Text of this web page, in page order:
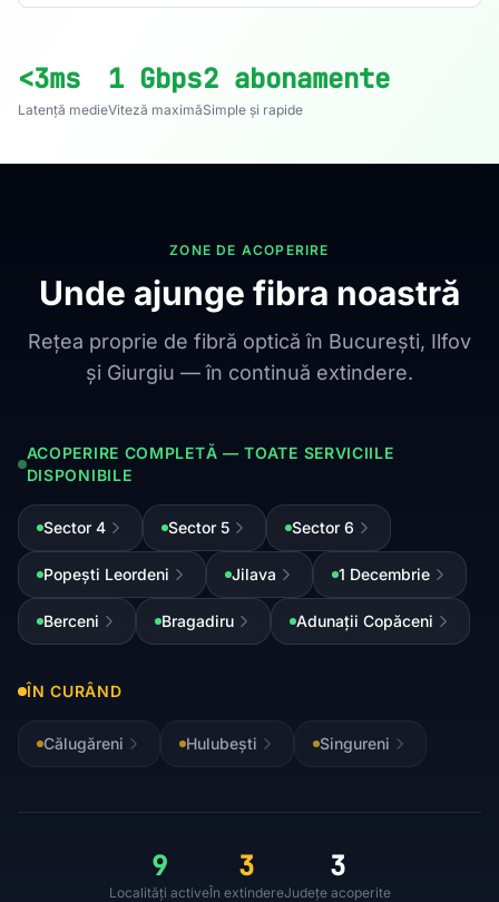
<3ms
Latență medie
1 Gbps
Viteză maximă
2 abonamente
Simple și rapide
ZONE DE ACOPERIRE
Unde ajunge fibra noastră
Rețea proprie de fibră optică în București, Ilfov
și Giurgiu — în continuă extindere.
ACOPERIRE COMPLETĂ — TOATE SERVICIILE
DISPONIBILE
Sector 4 Sector 5 Sector 6
Popești Leordeni Jilava 1 Decembrie
Berceni Bragadiru Adunații Copăceni
ÎN CURÂND
Călugăreni Hulubești Singureni
9
Localități active
3
În extindere
3
Județe acoperite